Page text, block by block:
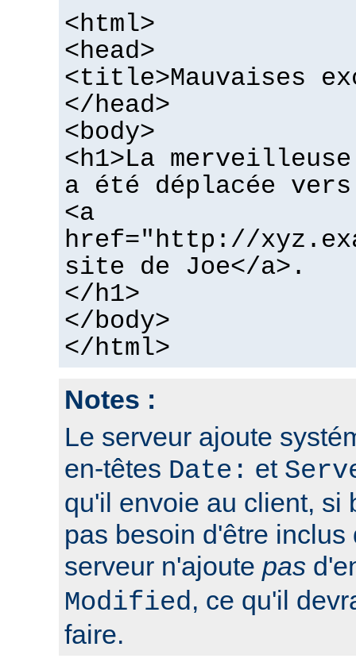
<html>
<head>
<title>Mauvaises
</head>
<body>
<h1>La
a été déplacée vers
<a
href="http://
site de Joe</a>.
</h1>
</body>
</html>
Notes :
Le serveur ajoute
en-têtes Date: et
qu'il envoie au client, si
pas besoin d'être inclus
serveur n'ajoute pas
Modified, ce qu'il
faire.